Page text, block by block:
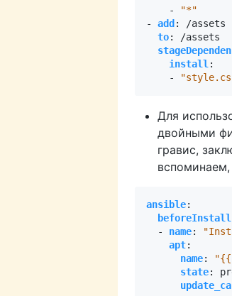
-
"*"
- add:
/assets
to:
/assets
install :
-
Для
двойными
гравис,
ansible:
beforeInstall
- name:
apt:
name:
state: